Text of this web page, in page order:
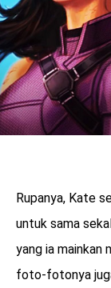
Rupanya, Kate
untuk sama
yang ia mainkan
foto-fotonya